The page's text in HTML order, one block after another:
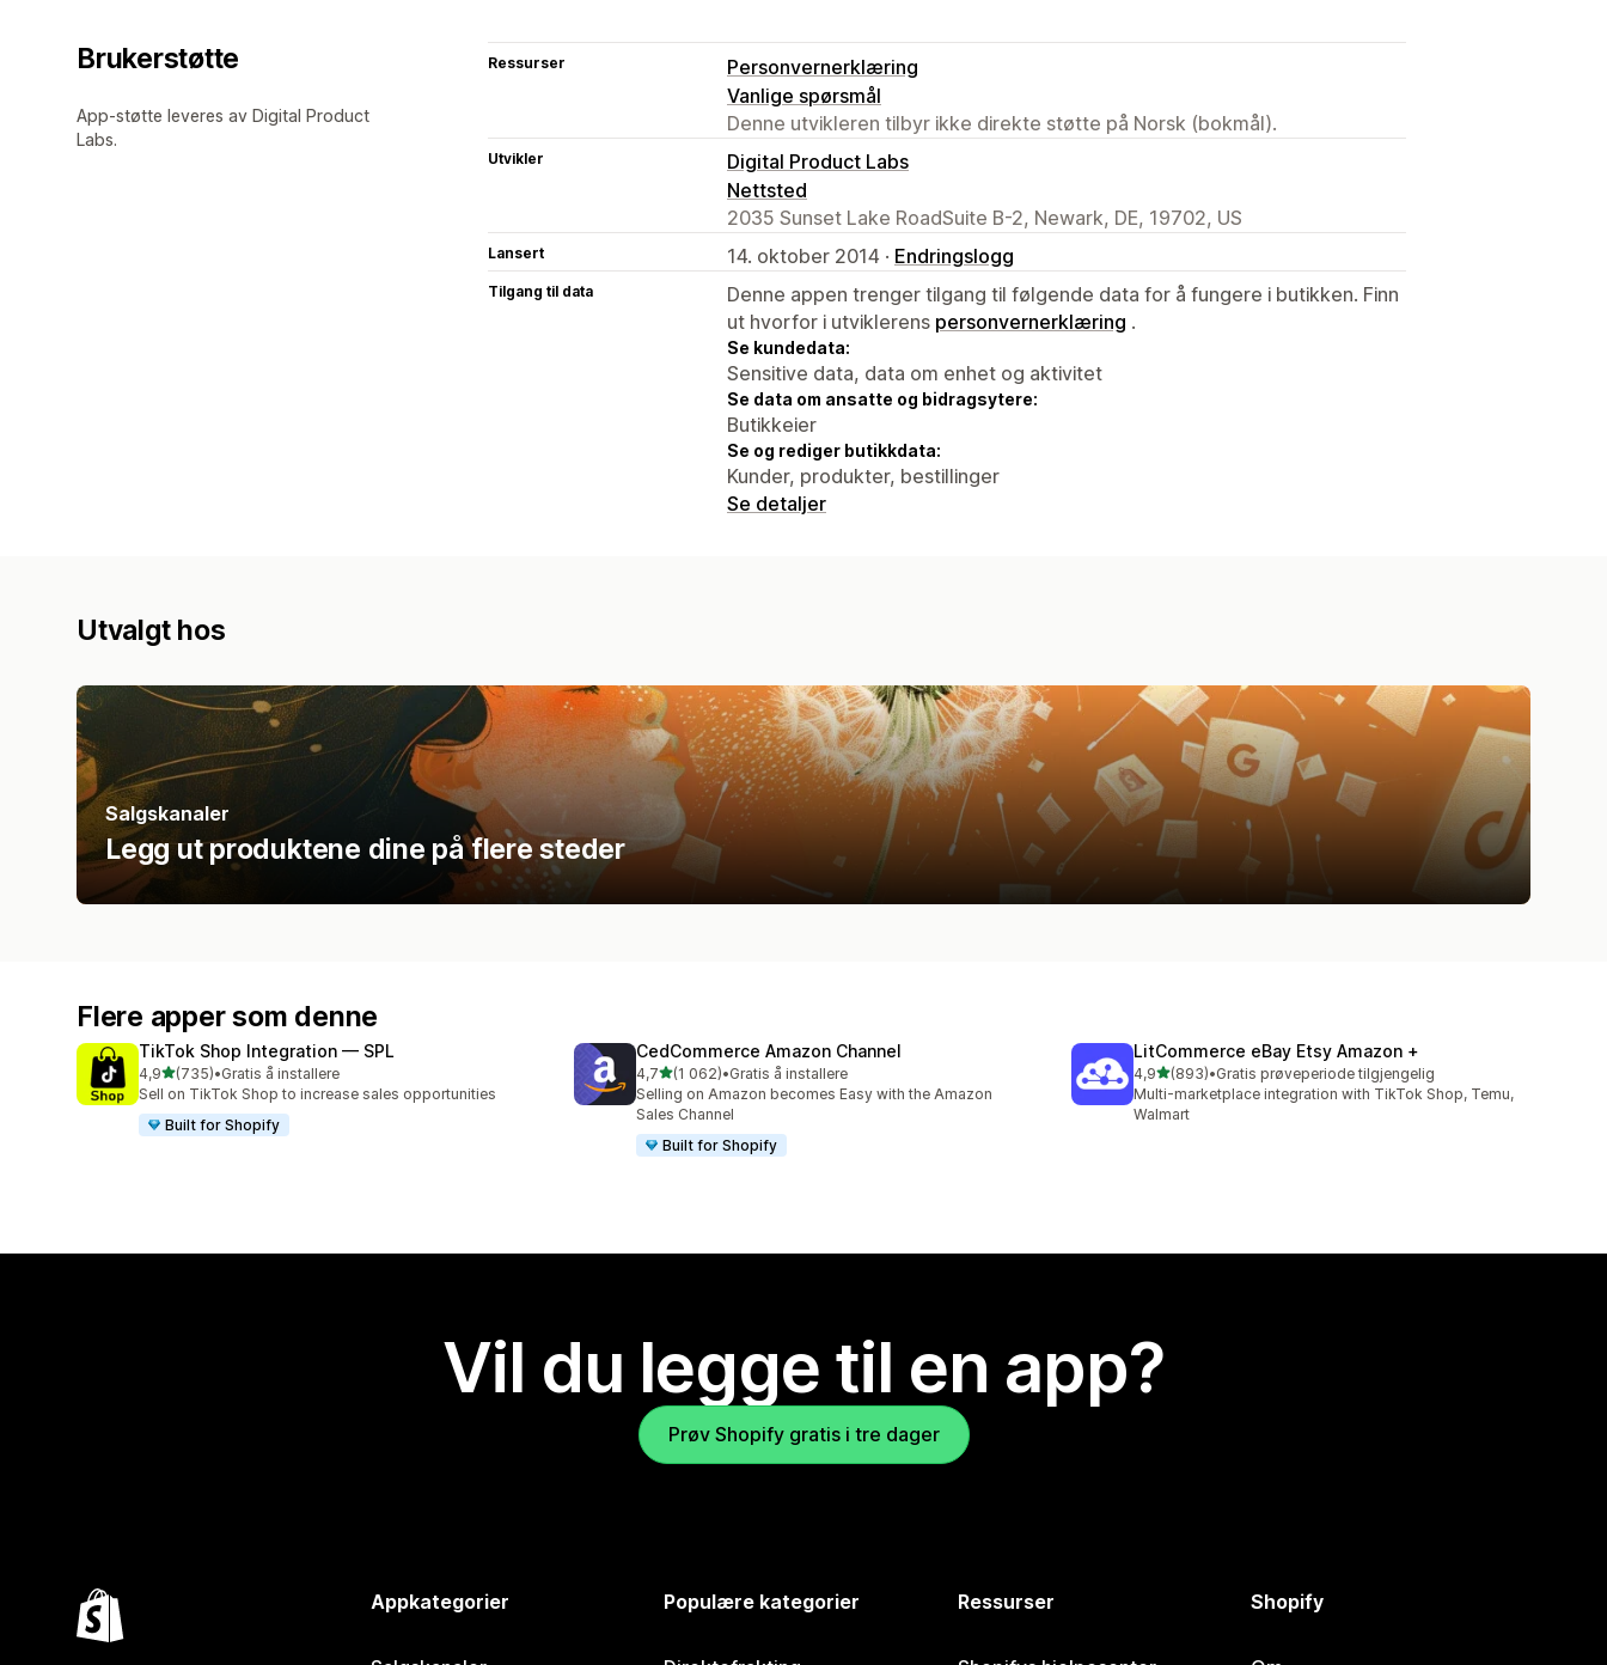
Brukerstøtte
App-støtte leveres av Digital Product
Labs.
Ressurser
Personvernerklæring
Vanlige spørsmål
Denne utvikleren tilbyr ikke direkte støtte på Norsk (bokmål).
Utvikler
Digital Product Labs
Nettsted
2035 Sunset Lake RoadSuite B-2, Newark, DE, 19702, US
Lansert 14. oktober 2014 · Endringslogg
Tilgang til data
Denne appen trenger tilgang til følgende data for å fungere i butikken. Finn
ut hvorfor i utviklerens personvernerklæring .
Se kundedata:
Sensitive data, data om enhet og aktivitet
Se data om ansatte og bidragsytere:
Butikkeier
Se og rediger butikkdata:
Kunder, produkter, bestillinger
Se detaljer
Utvalgt hos
Salgskanaler
Legg ut produktene dine på flere steder
Flere apper som denne
TikTok Shop Integration — SPL
4,9av 5 stjerner
(735)
Totalt 735 omtaler
•Gratis å installere
Sell on TikTok Shop to increase sales opportunities
Built for Shopify
CedCommerce Amazon Channel
4,7av 5 stjerner
(1 062)
Totalt 1062 omtaler
•Gratis å installere
Selling on Amazon becomes Easy with the Amazon
Sales Channel
Built for Shopify
LitCommerce eBay Etsy Amazon +
4,9av 5 stjerner
(893)
Totalt 893 omtaler
•Gratis prøveperiode tilgjengelig
Multi-marketplace integration with TikTok Shop, Temu,
Walmart
Vil du legge til en app?
Prøv Shopify gratis i tre dager
Appkategorier Populære kategorier Ressurser Shopify